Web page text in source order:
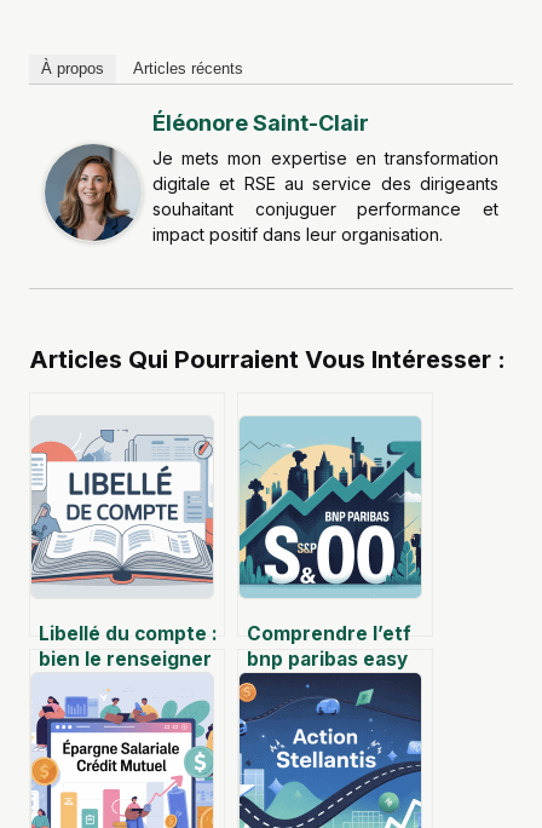
À propos Articles récents
Éléonore Saint-Clair
Je mets mon expertise en transformation
digitale et RSE au service des dirigeants
souhaitant conjuguer performance et
impact positif dans leur organisation.
Articles Qui Pourraient Vous Intéresser :
Libellé du compte :
bien le renseigner
pour une
comptabilité claire
Comprendre l’etf
bnp paribas easy
s&p 500 pour
investir
sereinement